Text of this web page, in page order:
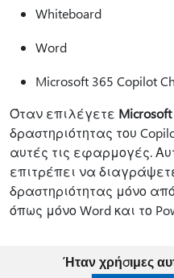
Whiteboard
Word
Microsoft 365 Copilot
Όταν επιλέγετε
δραστηριότητας του
αυτές τις εφαρμογές.
επιτρέπει να
δραστηριότητας μόνο
όπως μόνο Word και το
Ήταν χρήσιμες